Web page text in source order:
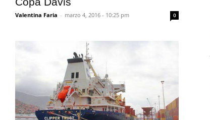
Valentina Faria - marzo 4, 2016 - 10:25 pm 0